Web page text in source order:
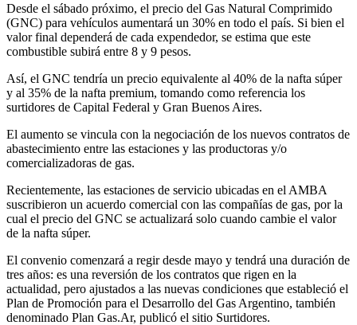
Desde el sábado próximo, el precio del Gas Natural Comprimido
(GNC) para vehículos aumentará un 30% en todo el país. Si bien el
valor final dependerá de cada expendedor, se estima que este
combustible subirá entre 8 y 9 pesos.
Así, el GNC tendría un precio equivalente al 40% de la nafta súper
y al 35% de la nafta premium, tomando como referencia los
surtidores de Capital Federal y Gran Buenos Aires.
El aumento se vincula con la negociación de los nuevos contratos de
abastecimiento entre las estaciones y las productoras y/o
comercializadoras de gas.
Recientemente, las estaciones de servicio ubicadas en el AMBA
suscribieron un acuerdo comercial con las compañías de gas, por la
cual el precio del GNC se actualizará solo cuando cambie el valor
de la nafta súper.
El convenio comenzará a regir desde mayo y tendrá una duración de
tres años: es una reversión de los contratos que rigen en la
actualidad, pero ajustados a las nuevas condiciones que estableció el
Plan de Promoción para el Desarrollo del Gas Argentino, también
denominado Plan Gas.Ar, publicó el sitio Surtidores.